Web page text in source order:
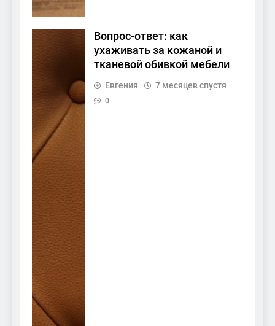
Вопрос-ответ: как
ухаживать за кожаной и
тканевой обивкой мебели
Евгения 7 месяцев спустя
0